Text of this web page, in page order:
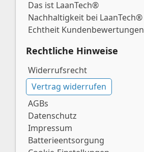
Das ist LaanTech®
Nachhaltigkeit bei LaanTech®
Echtheit Kundenbewertungen
Rechtliche Hinweise
Widerrufsrecht
Vertrag widerrufen
AGBs
Datenschutz
Impressum
Batterieentsorgung